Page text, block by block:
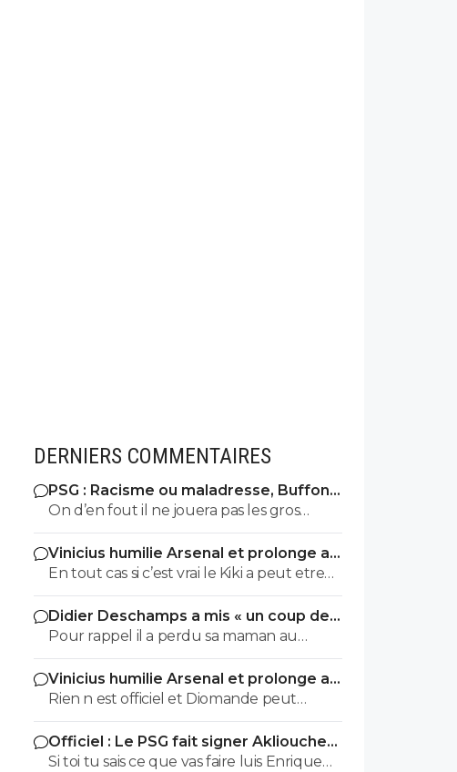
DERNIERS COMMENTAIRES
PSG : Racisme ou maladresse, Buffon
écarte Suzuki
On d’en fout il ne jouera pas les gros
match c’est juste pour vendre des
maillots en Asie Kang in lee style
Vinicius humilie Arsenal et prolonge au
Real jusqu’en 2032
En tout cas si c’est vrai le Kiki a peut etre
du mourron à se faire car le vinitius c’est
juste un artiste. Les sprinters qui ne
défendent pas risquent de passer de
mode surtout avec l’autre fou du
Portugal ...
Didier Deschamps a mis « un coup de
boule » en plein Mondial
Pour rappel il a perdu sa maman au
debut du mondial. Qu'on le laisse
tranquille
Vinicius humilie Arsenal et prolonge au
Real jusqu’en 2032
Rien n est officiel et Diomande peut
egalement jouer à droite
Officiel : Le PSG fait signer Akliouche
pour 50 ME
Si toi tu sais ce que vas faire luis Enrique